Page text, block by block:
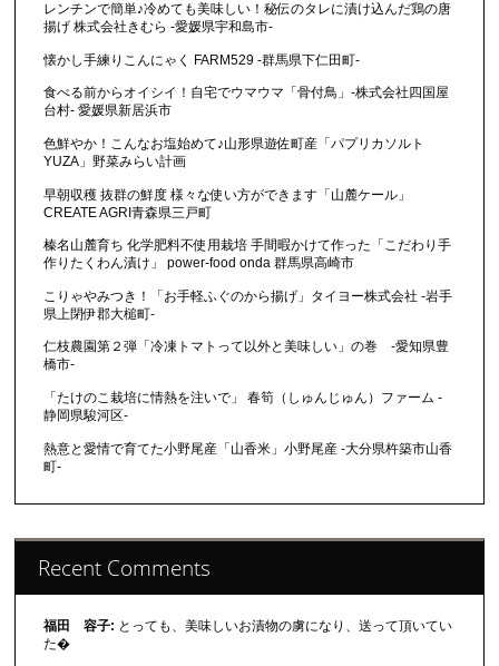
レンチンで簡単♪冷めても美味しい！秘伝のタレに漬け込んだ鶏の唐
揚げ 株式会社きむら -愛媛県宇和島市-
懐かし手練りこんにゃく FARM529 -群馬県下仁田町-
食べる前からオイシイ！自宅でウマウマ「骨付鳥」-株式会社四国屋
台村- 愛媛県新居浜市
色鮮やか！こんなお塩始めて♪山形県遊佐町産「パプリカソルト
YUZA」野菜みらい計画
早朝収穫 抜群の鮮度 様々な使い方ができます「山麓ケール」
CREATE AGRI青森県三戸町
榛名山麓育ち 化学肥料不使用栽培 手間暇かけて作った「こだわり手
作りたくわん漬け」 power-food onda 群馬県高崎市
こりゃやみつき！「お手軽ふぐのから揚げ」タイヨー株式会社 -岩手
県上閉伊郡大槌町-
仁枝農園第２弾「冷凍トマトって以外と美味しい」の巻 -愛知県豊
橋市-
「たけのこ栽培に情熱を注いで」 春筍（しゅんじゅん）ファーム -
静岡県駿河区-
熱意と愛情で育てた小野尾産「山香米」小野尾産 -大分県杵築市山香
町-
Recent Comments
福田 容子: とっても、美味しいお漬物の虜になり、送って頂いてい
た�